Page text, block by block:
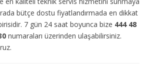
bütçe dostu fiyatlandırmada en dikkat
7 gün 24 saat boyunca bize 444 48
numaraları üzerinden ulaşabilirsiniz.